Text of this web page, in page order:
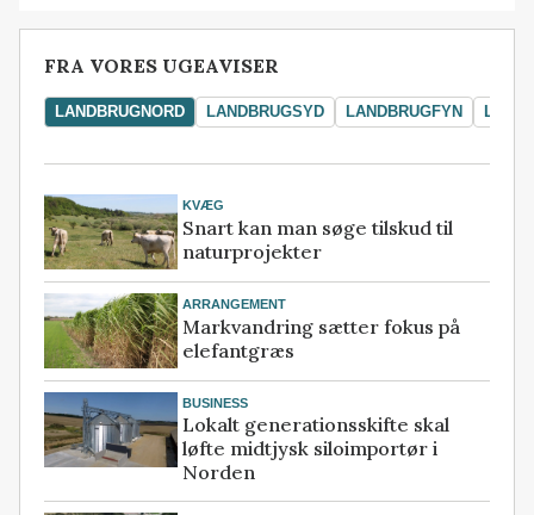
FRA VORES UGEAVISER
LANDBRUGNORD LANDBRUGSYD LANDBRUGFYN
KVÆG
Snart kan man søge tilskud til
naturprojekter
ARRANGEMENT
Markvandring sætter fokus på
elefantgræs
BUSINESS
Lokalt generationsskifte skal
løfte midtjysk siloimportør i
Norden